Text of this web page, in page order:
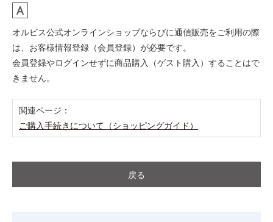
オルビス公式オンラインショップならびに通信販売をご利用の際
は、お客様情報登録（会員登録）が必要です。
会員登録やログインせずに商品購入（ゲスト購入）することはで
きません。
関連ページ：
ご購入手続きについて（ショッピングガイド）
戻る